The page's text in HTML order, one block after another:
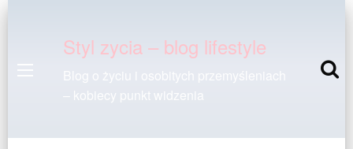
Styl zycia – blog lifestyle
– kobiecy punkt widzenia